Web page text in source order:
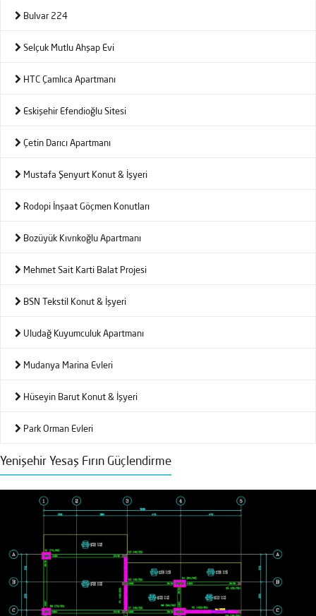
Bulvar 224
Selçuk Mutlu Ahşap Evi
HTC Çamlıca Apartmanı
Eskişehir Efendioğlu Sitesi
Çetin Darıcı Apartmanı
Mustafa Şenyurt Konut & İşyeri
Rodopi İnşaat Göçmen Konutları
Bozüyük Kıvrıkoğlu Apartmanı
Mehmet Sait Karti Balat Projesi
BSN Tekstil Konut & İşyeri
Uludağ Kuyumculuk Apartmanı
Mudanya Marina Evleri
Hüseyin Barut Konut & İşyeri
Park Orman Evleri
Yenişehir Yesaş Fırın Güçlendirme